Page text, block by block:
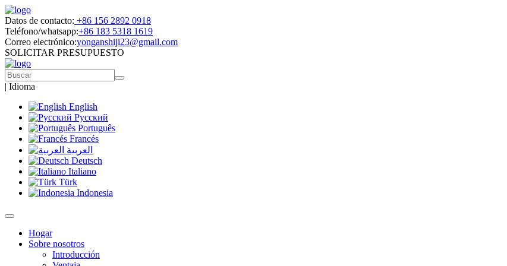
Datos de contacto: +86 156 2892 0918
Teléfono/whatsapp:+86 183 5318 1619
Correo electrónico:yonganshiji23@gmail.com
SOLICITAR PRESUPUESTO
| Idioma
English
Русский
Português
Francés
العربية
Deutsch
Italiano
Türk
Indonesia
Hogar
Sobre nosotros
Introducción